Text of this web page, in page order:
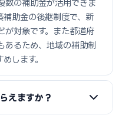
数の補助金が活用できま
補助金の後継制度で、新
が対象です。また都道府
あるため、地域の補助制
します。
えますか？